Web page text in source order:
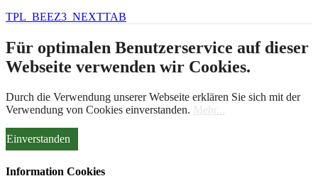
TPL_BEEZ3_NEXTTAB
Für optimalen Benutzerservice auf dieser
Webseite verwenden wir Cookies.
Durch die Verwendung unserer Webseite erklären Sie sich mit der
Verwendung von Cookies einverstanden. Mehr...
Einverstanden
Information Cookies